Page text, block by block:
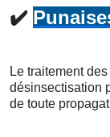
✔️
Le traitement
désinsectisation
de toute